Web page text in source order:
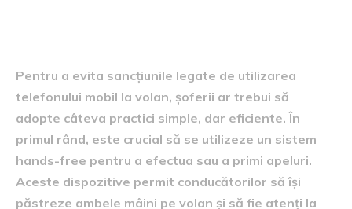
Pentru a evita sancțiunile legate de utilizarea
telefonului mobil la volan, șoferii ar trebui să
adopte câteva practici simple, dar eficiente. În
primul rând, este crucial să se utilizeze un sistem
hands-free pentru a efectua sau a primi apeluri.
Aceste dispozitive permit conducătorilor să își
păstreze ambele mâini pe volan și să fie atenți la